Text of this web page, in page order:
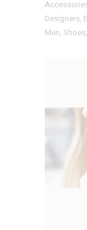
Designers
Men Shoes